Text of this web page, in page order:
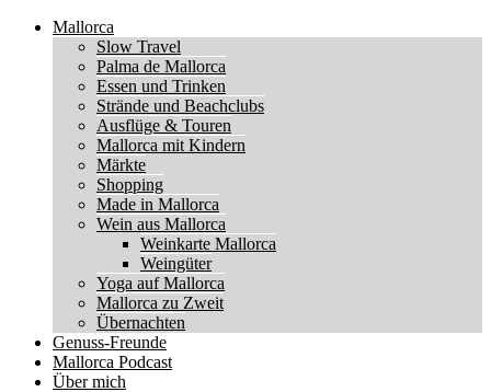
Mallorca
Slow Travel
Palma de Mallorca
Essen und Trinken
Strände und Beachclubs
Ausflüge & Touren
Mallorca mit Kindern
Märkte
Shopping
Made in Mallorca
Wein aus Mallorca
Weinkarte Mallorca
Weingüter
Yoga auf Mallorca
Mallorca zu Zweit
Übernachten
Genuss-Freunde
Mallorca Podcast
Über mich